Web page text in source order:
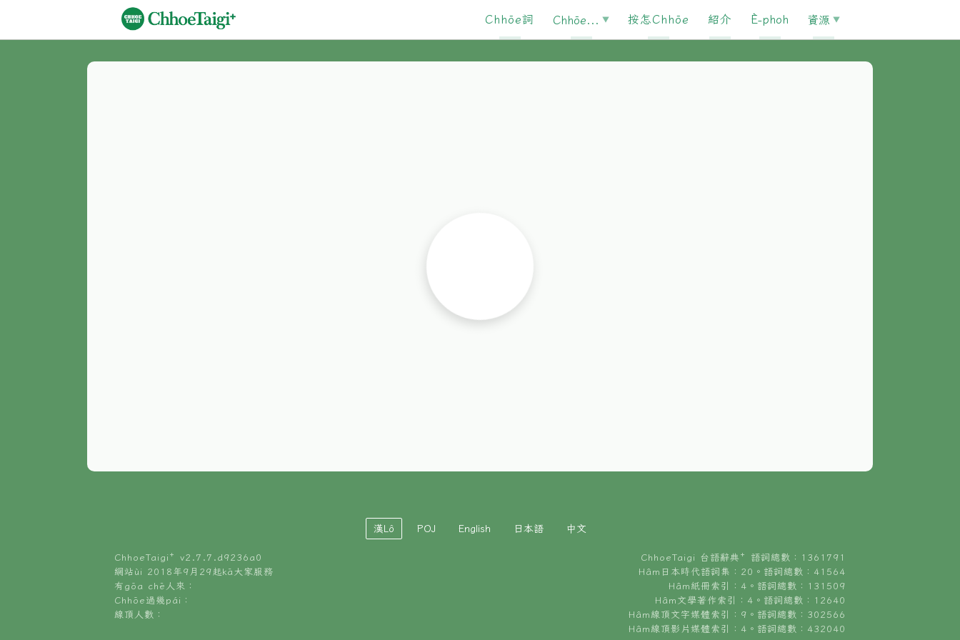
Chhōe詞 Chhōe... 按怎Chhōe 紹介 È-phoh 資源
漢Lô POJ English 日本語 中文
ChhoeTaigi⁺ v2.7.7.d9236a0
網站ùi 2018年9月29起kā大家服務
有gōa chē人來：
Chhōe過幾pái：
線頂人數：
ChhoeTaigi 台語辭典⁺ 語詞總數：1361791
Hâm日本時代語詞集：20。語詞總數：41564
Hâm紙冊索引：4。語詞總數：131509
Hâm文學著作索引：4。語詞總數：12640
Hâm線頂文字媒體索引：9。語詞總數：302566
Hâm線頂影片媒體索引：4。語詞總數：432040